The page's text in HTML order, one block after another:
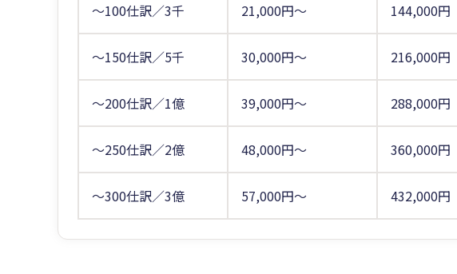
～100仕訳／3千 21,000円～ 144,000円
～150仕訳／5千 30,000円～ 216,000円
～200仕訳／1億 39,000円～ 288,000円
～250仕訳／2億 48,000円～ 360,000円
～300仕訳／3億 57,000円～ 432,000円